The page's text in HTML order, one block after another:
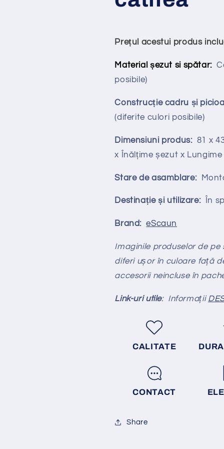
Prețul acestui produs
Material șezut si spătar:
posibile)
Construcție cadru și
(diferite culori posibile)
Dimensiuni produs:81 x
x Înălțime șezut x
Stare de asamblare:
Destinație și utilizare:În
Brand:eScaun
Imaginile produselor de
diferi ușor în culoare față
accesorii neincluse în
Link-uri utile: Informații
CALITATE
CONTACT
Share